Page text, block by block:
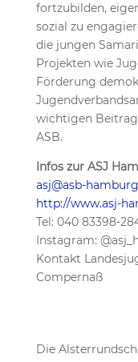
fortzubilden,
sozial zu
die jungen
Projekten wie
Förderung
wichtigen
ASB.
Infos zur ASJ
asj@asb-
http://www.asj-
Tel: 040 83398-
Instagram:
Kontakt
Compernaß
Die